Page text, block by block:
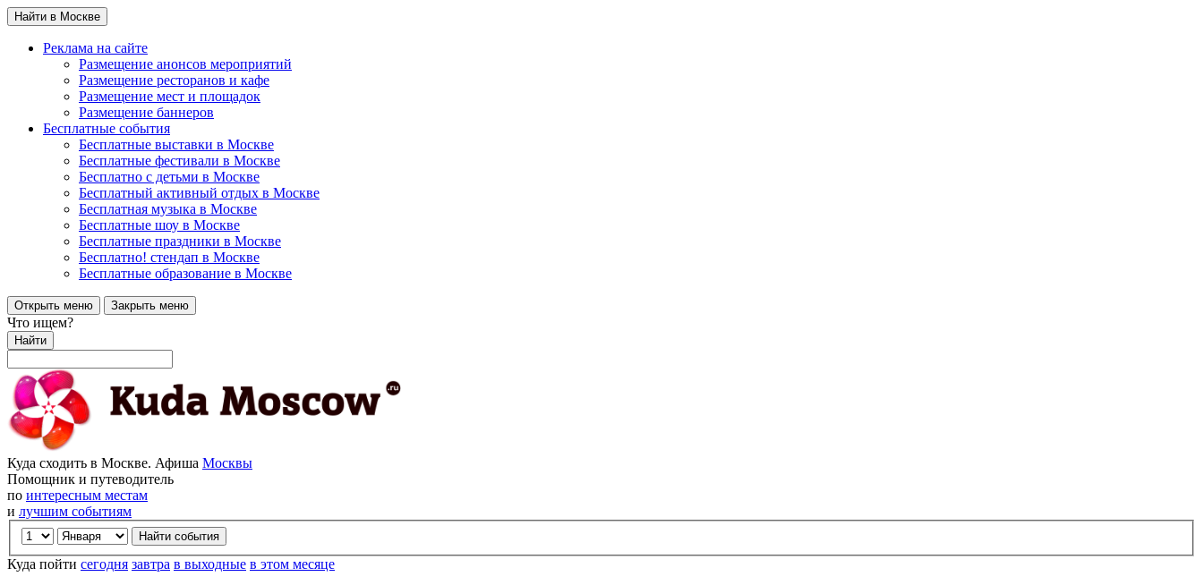
Найти в Москве
Реклама на сайте
Размещение анонсов мероприятий
Размещение ресторанов и кафе
Размещение мест и площадок
Размещение баннеров
Бесплатные события
Бесплатные выставки в Москве
Бесплатные фестивали в Москве
Бесплатно с детьми в Москве
Бесплатный активный отдых в Москве
Бесплатная музыка в Москве
Бесплатные шоу в Москве
Бесплатные праздники в Москве
Бесплатно! стендап в Москве
Бесплатные образование в Москве
Открыть меню Закрыть меню
Что ищем?
Найти
Куда сходить в Москве. Афиша Москвы
Помощник и путеводитель
по интересным местам
и лучшим событиям
Куда пойти сегодня завтра в выходные в этом месяце